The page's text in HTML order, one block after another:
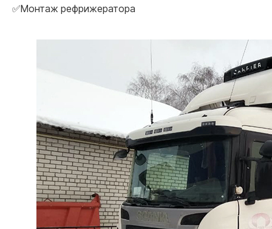
✅Монтаж рефрижератора